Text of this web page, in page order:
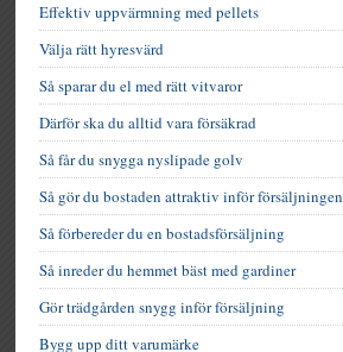
Effektiv uppvärmning med pellets
Välja rätt hyresvärd
Så sparar du el med rätt vitvaror
Därför ska du alltid vara försäkrad
Så får du snygga nyslipade golv
Så gör du bostaden attraktiv inför försäljningen
Så förbereder du en bostadsförsäljning
Så inreder du hemmet bäst med gardiner
Gör trädgården snygg inför försäljning
Bygg upp ditt varumärke